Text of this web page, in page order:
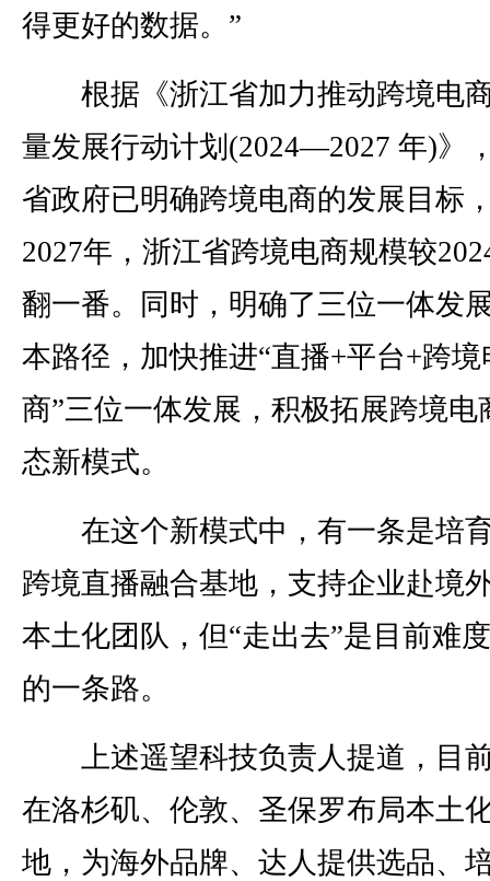
得更好的数据。”
根据《浙江省加力推动跨境电
量发展行动计划(2024—2027 年)》
省政府已明确跨境电商的发展目标
2027年，浙江省跨境电商规模较
翻一番。同时，明确了三位一体发
本路径，加快推进“直播+平台+跨境
商”三位一体发展，积极拓展跨境电
态新模式。
在这个新模式中，有一条是培
跨境直播融合基地，支持企业赴境
本土化团队，但“走出去”是目前难
的一条路。
上述遥望科技负责人提道，目
在洛杉矶、伦敦、圣保罗布局本土
地，为海外品牌、达人提供选品、